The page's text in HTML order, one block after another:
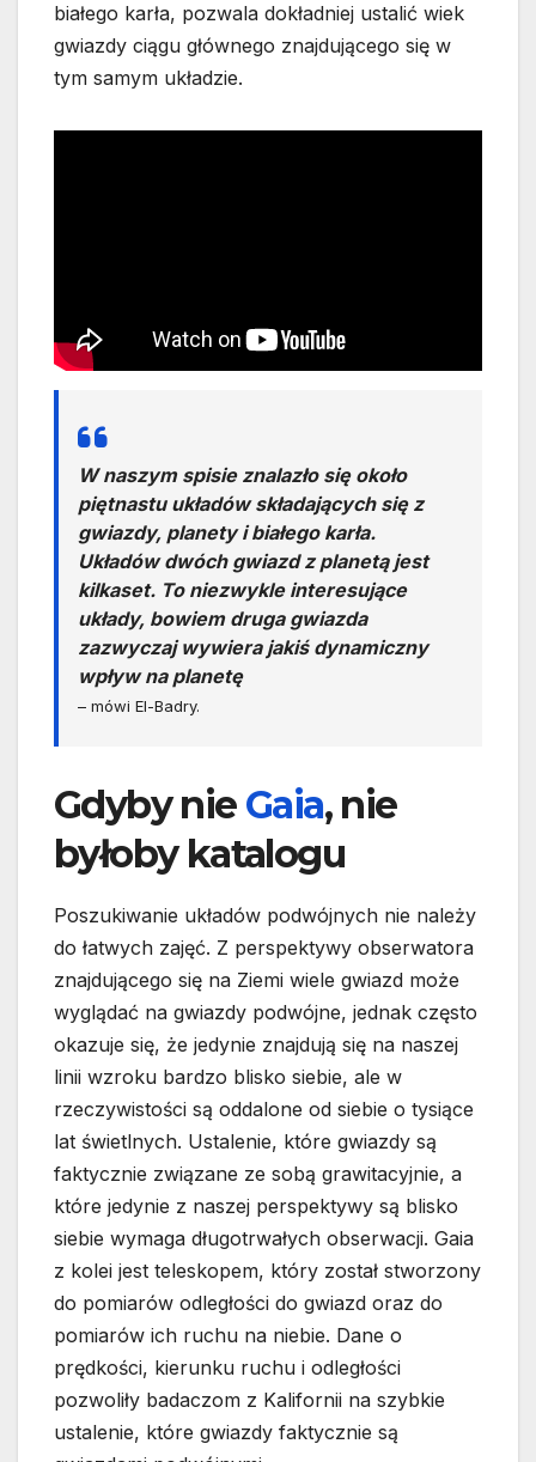
białego karła, pozwala dokładniej ustalić wiek
gwiazdy ciągu głównego znajdującego się w
tym samym układzie.
W naszym spisie znalazło się około
piętnastu układów składających się z
gwiazdy, planety i białego karła.
Układów dwóch gwiazd z planetą jest
kilkaset. To niezwykle interesujące
układy, bowiem druga gwiazda
zazwyczaj wywiera jakiś dynamiczny
wpływ na planetę
– mówi El-Badry.
Gdyby nie Gaia, nie
byłoby katalogu
Poszukiwanie układów podwójnych nie należy
do łatwych zajęć. Z perspektywy obserwatora
znajdującego się na Ziemi wiele gwiazd może
wyglądać na gwiazdy podwójne, jednak często
okazuje się, że jedynie znajdują się na naszej
linii wzroku bardzo blisko siebie, ale w
rzeczywistości są oddalone od siebie o tysiące
lat świetlnych. Ustalenie, które gwiazdy są
faktycznie związane ze sobą grawitacyjnie, a
które jedynie z naszej perspektywy są blisko
siebie wymaga długotrwałych obserwacji. Gaia
z kolei jest teleskopem, który został stworzony
do pomiarów odległości do gwiazd oraz do
pomiarów ich ruchu na niebie. Dane o
prędkości, kierunku ruchu i odległości
pozwoliły badaczom z Kalifornii na szybkie
ustalenie, które gwiazdy faktycznie są